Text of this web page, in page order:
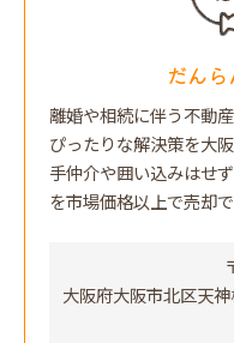
だん
離婚や相続に伴う不動
ぴったりな解決策を大
手仲介や囲い込みはせ
を市場価格以上で売却
大阪府大阪市北区天